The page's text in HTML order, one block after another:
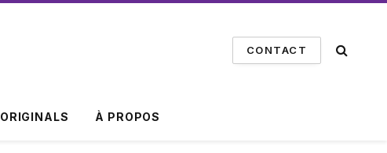
CONTACT
ORIGINALS À PROPOS